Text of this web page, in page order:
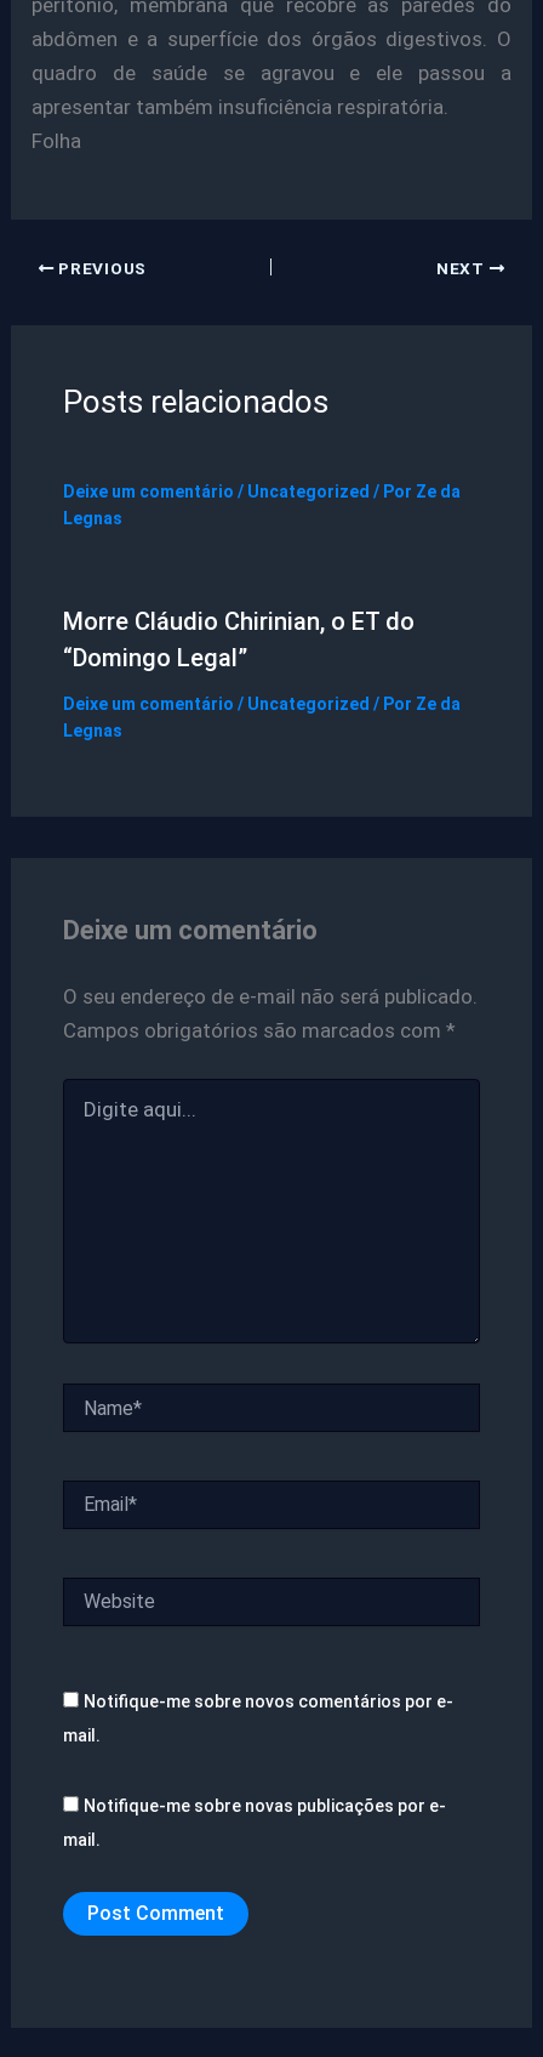
abdômen e a superfície dos órgãos digestivos. O
quadro de saúde se agravou e ele passou a
apresentar também insuficiência respiratória.
Folha
PREVIOUS NEXT
Posts relacionados
Deixe um comentário / Uncategorized / Por Ze da
Legnas
Morre Cláudio Chirinian, o ET do
“Domingo Legal”
Deixe um comentário / Uncategorized / Por Ze da
Legnas
Deixe um comentário
O seu endereço de e-mail não será publicado.
Campos obrigatórios são marcados com *
aqui...
Notifique-me sobre novos comentários por e-
mail.
Notifique-me sobre novas publicações por e-
mail.